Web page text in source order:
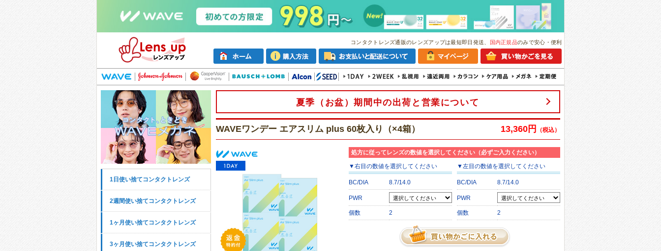
コンタクトレンズ通販のレンズアップは最短即日発送、 国内正規品のみで安心・便利
1日使い捨てコンタクトレンズ
2週間使い捨てコンタクトレンズ
1ヶ月使い捨てコンタクトレンズ
3ヶ月使い捨てコンタクトレンズ
夏季（お盆）期間中の出荷と営業について
WAVEワンデー エアスリム plus 60枚入り（×4箱） 13,360円 （税込）
処方に従ってレンズの数値を選択してください（必ずご入力ください）
▼右目の数値を選択してください
BC/DIA 8.7/14.0
PWR
個数 2
▼左目の数値を選択してください
BC/DIA 8.7/14.0
PWR
個数 2